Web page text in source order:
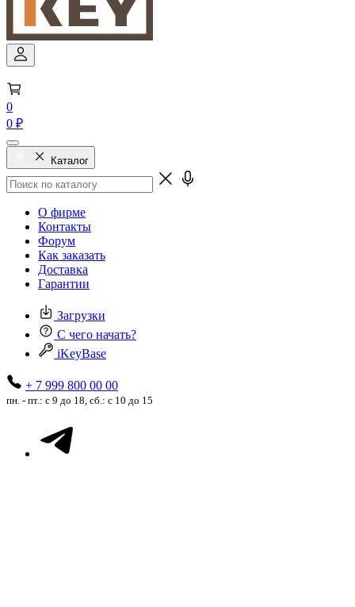
0
0 ₽
Каталог
О фирме
Контакты
Форум
Как заказать
Доставка
Гарантии
Загрузки
С чего начать?
iKeyBase
+ 7 999 800 00 00
пн. - пт.: с 9 до 18, сб.: с 10 до 15